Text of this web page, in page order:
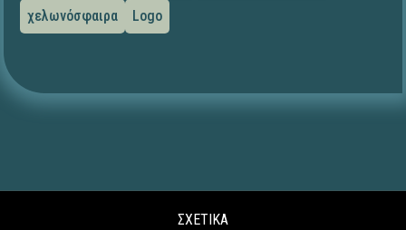
χελωνόσφαιρα
Logo
ΣΧΕΤΙΚΑ